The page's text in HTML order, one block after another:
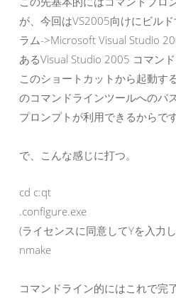
が、今回はVS2005向けにビル
ラム->Microsoft Visual Studio
あるVisual Studio 2005 コマン
このショートカットから起動す
のコマンドラインツールへのパ
プロンプトが利用できるからです
で、こんな感じに打つ。
cd c:qt
.configure.exe
(ライセンスに同意してYを入力
nmake
コマンドライン的にはこれで完